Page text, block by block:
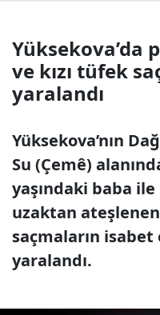
Yüksekova’da
ve kızı tüfek
yaralandı
Yüksekova’nın
Su (Çemê)
yaşındaki baba ile
uzaktan
saçmaların
yaralandı.